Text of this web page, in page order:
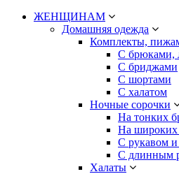
ЖЕНЩИНАМ
Домашняя одежда
Комплекты,
С брюками,
С бриджами
С шортами
С халатом
Ночные сорочки
На тонких
На широких
С рукавом
С длинным
Халаты